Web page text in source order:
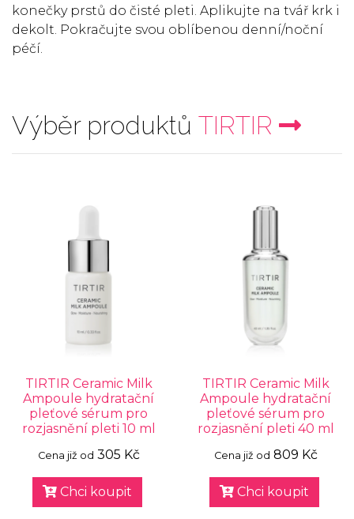
konečky prstů do čisté pleti. Aplikujte na tvář krk i
dekolt. Pokračujte svou oblíbenou denní/noční
péčí.
Výběr produktů TIRTIR
TIRTIR Ceramic Milk
Ampoule hydratační
pleťové sérum pro
rozjasnění pleti 10 ml
Cena již od 305 Kč
Chci koupit
TIRTIR Ceramic Milk
Ampoule hydratační
pleťové sérum pro
rozjasnění pleti 40 ml
Cena již od 809 Kč
Chci koupit